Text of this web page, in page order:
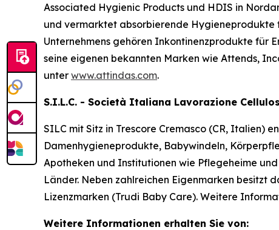
Associated Hygienic Products und HDIS in
und vermarktet absorbierende Hygieneprodukte
Unternehmens gehören Inkontinenzprodukte für
seine eigenen bekannten Marken wie Attends,
unter www.attindas.com.
S.I.L.C. - Società Italiana Lavorazione
SILC mit Sitz in Trescore Cremasco (CR, Italien)
Damenhygieneprodukte, Babywindeln,
Apotheken und Institutionen wie Pflegeheime
Länder. Neben zahlreichen Eigenmarken besitzt
Lizenzmarken (Trudi Baby Care). Weitere
Weitere Informationen erhalten Sie von: